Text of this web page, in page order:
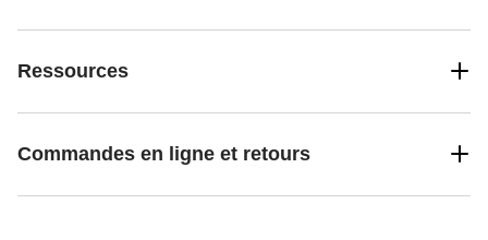
Ressources
Commandes en ligne et retours